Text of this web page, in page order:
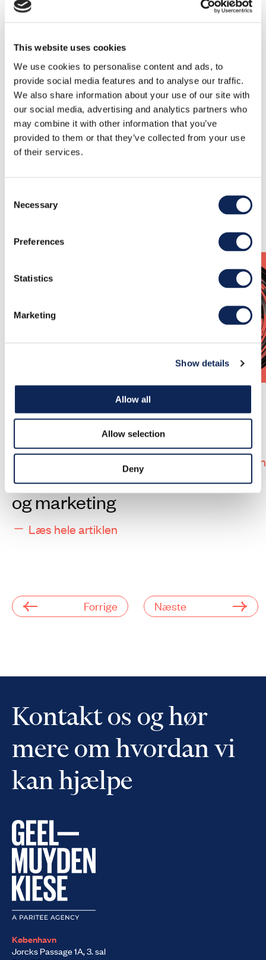
This website uses cookies
We use cookies to personalise content and ads, to
provide social media features and to analyse our traffic.
We also share information about your use of our site with
our social media, advertising and analytics partners who
may combine it with other information that you’ve
provided to them or that they’ve collected from your use
of their services.
Selection
Necessary
Preferences
Statistics
Marketing
Show details
Allow all
Allow selection
Deny
inden for AI-billedgenerering uanset værktøjet og ikke
/Henrik Ebbesen
Group Digital Director
Relevanta
artiklar
10 trin til at
udvikle en AI-
politik for
kommunikation
og marketing
Læs hele artiklen
Er AI mon en
døgnflue ?
Læs hele artiklen
Forrige Næste
Kontakt os og hør
mere om hvordan vi
kan hjælpe
København
Jorcks Passage 1A, 3. sal